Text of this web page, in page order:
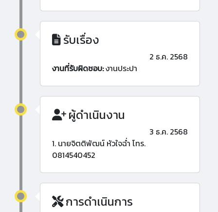
รับเรื่อง
2 ธ.ค. 2568
งานที่รับผิดชอบ:งานประปา
ผู้ดำเนินงาน
3 ธ.ค. 2568
1. นายจิตติพัฒน์ หัวใจฉ่ำ โทร.
0814540452
การดำเนินการ